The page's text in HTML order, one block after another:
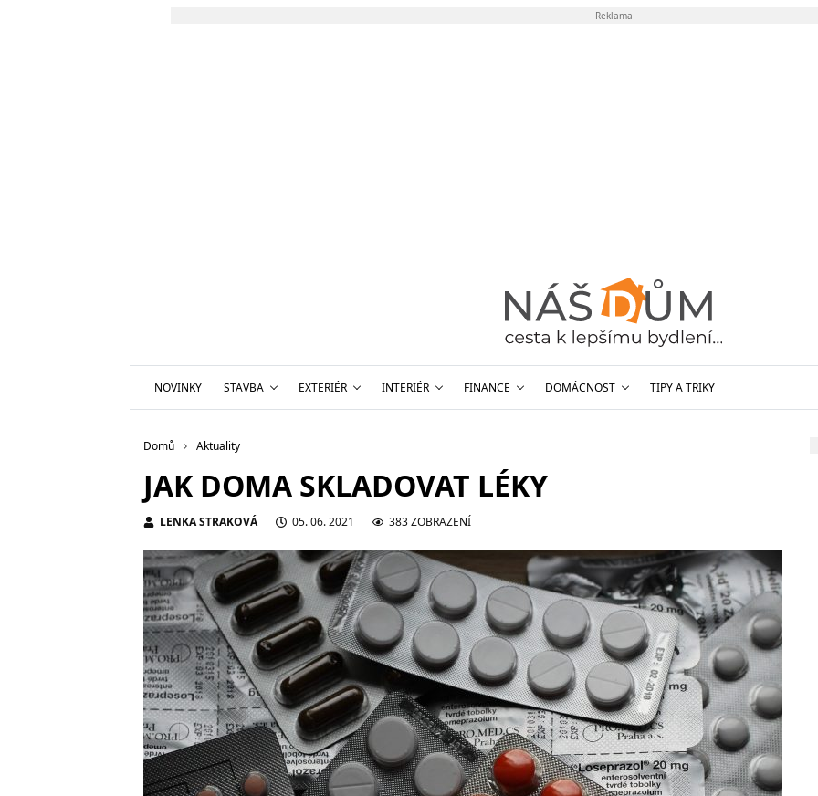
Reklama
NOVINKY STAVBA EXTERIÉR INTERIÉR FINANCE DOMÁCNOST TIPY A TRIKY
Domů Aktuality
JAK DOMA SKLADOVAT LÉKY
LENKA STRAKOVÁ 05. 06. 2021 383 ZOBRAZENÍ